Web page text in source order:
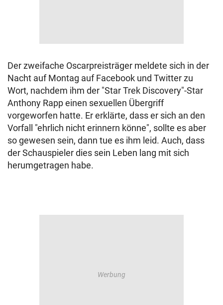
Der zweifache Oscarpreisträger meldete sich in der
Nacht auf Montag auf Facebook und Twitter zu
Wort, nachdem ihm der "Star Trek Discovery"-Star
Anthony Rapp einen sexuellen Übergriff
vorgeworfen hatte. Er erklärte, dass er sich an den
Vorfall "ehrlich nicht erinnern könne", sollte es aber
so gewesen sein, dann tue es ihm leid. Auch, dass
der Schauspieler dies sein Leben lang mit sich
herumgetragen habe.